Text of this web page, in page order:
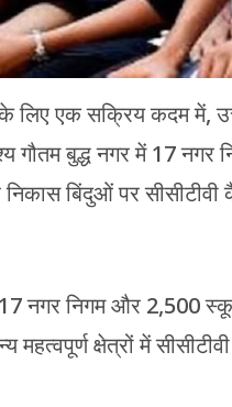
लिए एक सक्रिय कदम में,
गौतम बुद्ध नगर में 17
बिंदुओं पर सीसीटीवी
नगर निगम और 2,500
क्षेत्रों में